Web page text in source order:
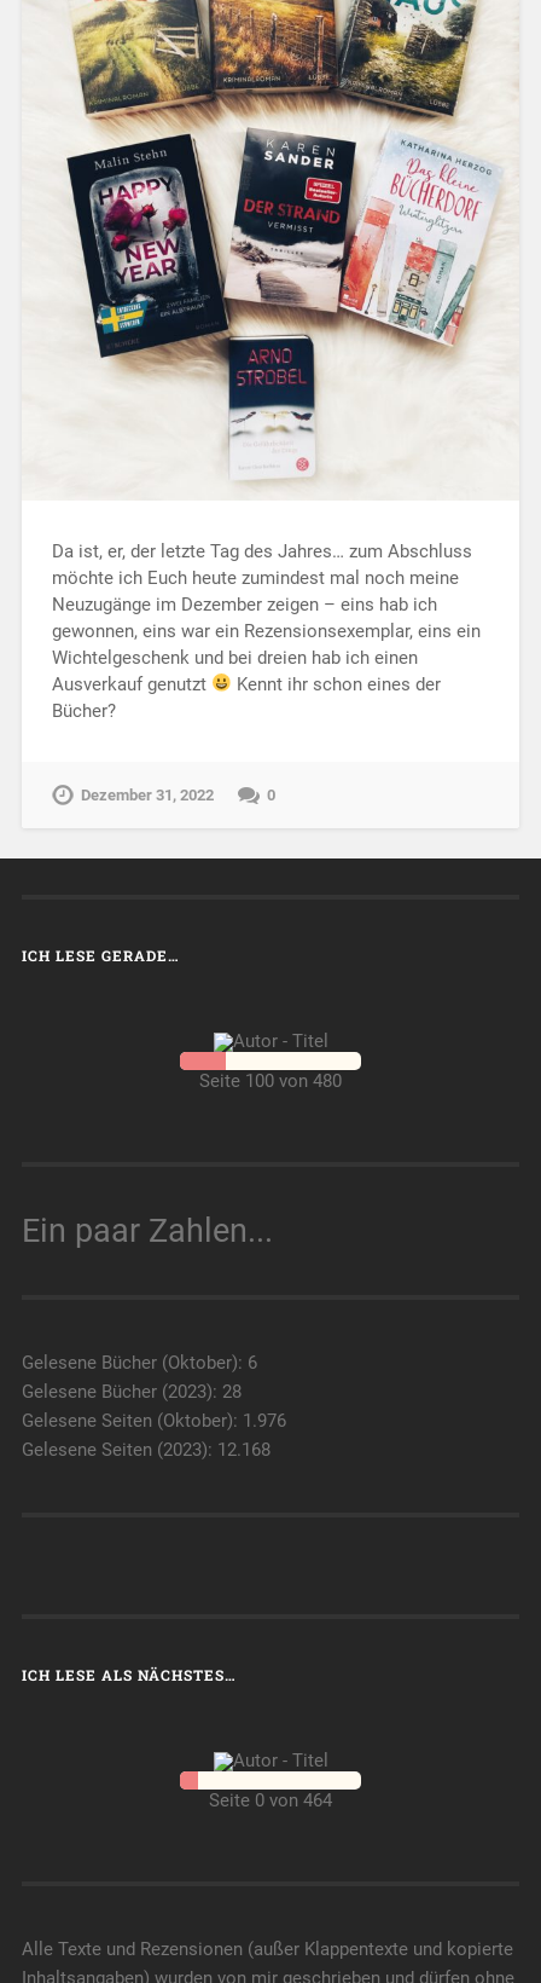
Da ist, er, der letzte Tag des Jahres… zum Abschluss
möchte ich Euch heute zumindest mal noch meine
Neuzugänge im Dezember zeigen – eins hab ich
gewonnen, eins war ein Rezensionsexemplar, eins ein
Wichtelgeschenk und bei dreien hab ich einen
Ausverkauf genutzt
Kennt ihr schon eines der
Bücher?
Dezember 31, 2022 0
ICH LESE GERADE…
Seite 100 von 480
Ein paar Zahlen...
Gelesene Bücher (Oktober): 6
Gelesene Bücher (2023): 28
Gelesene Seiten (Oktober): 1.976
Gelesene Seiten (2023): 12.168
ICH LESE ALS NÄCHSTES…
Seite 0 von 464
Alle Texte und Rezensionen (außer Klappentexte und kopierte
Inhaltsangaben) wurden von mir geschrieben und dürfen ohne